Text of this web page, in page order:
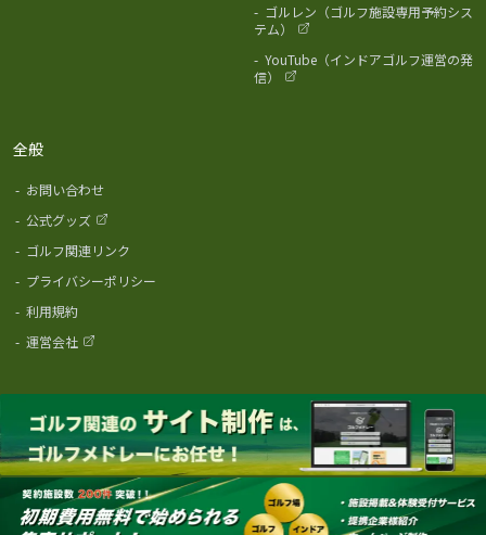
- ゴルレン（ゴルフ施設専用予約シス
テム）
- YouTube（インドアゴルフ運営の発
信）
全般
- お問い合わせ
- 公式グッズ
- ゴルフ関連リンク
- プライバシーポリシー
- 利用規約
- 運営会社